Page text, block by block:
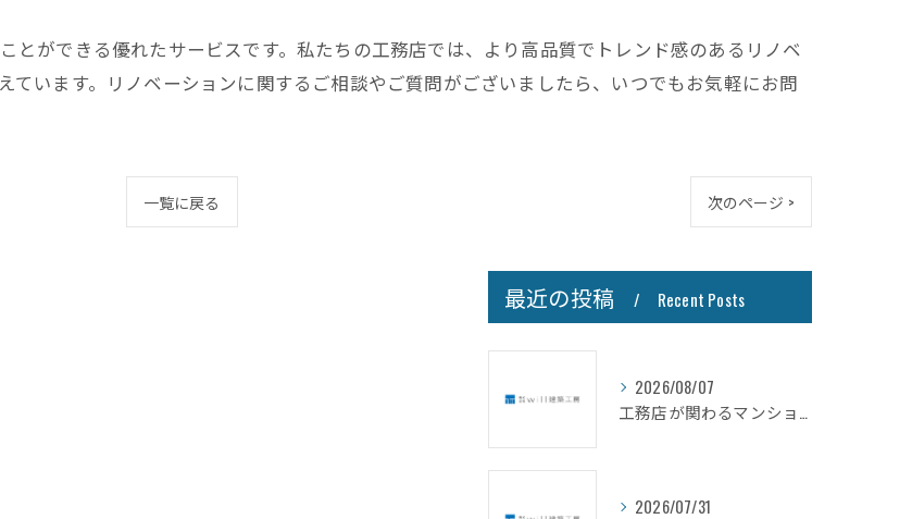
とができる優れたサービスです。私たちの工務店では、より高品質でトレンド感のあるリノベ
ています。リノベーションに関するご相談やご質問がございましたら、いつでもお気軽にお問
一覧に戻る 次のページ >
最近の投稿 Recent Posts
2026/08/07
工務店が関わるマンション管理の現場と管理会社選びで失敗しないための実践知識
2026/07/31